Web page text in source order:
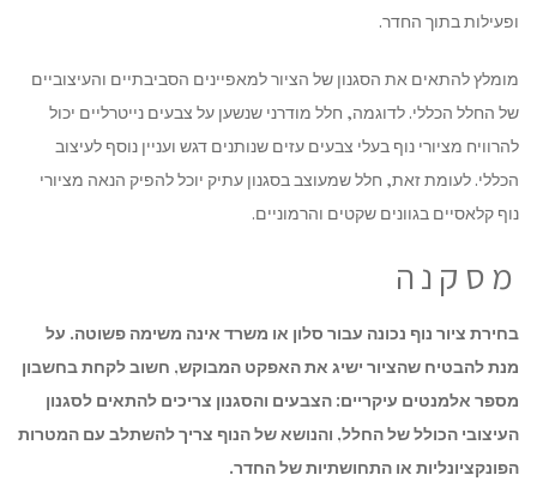
ופעילות בתוך החדר.
מומלץ להתאים את הסגנון של הציור למאפיינים הסביבתיים והעיצוביים
של החלל הכללי. לדוגמה, חלל מודרני שנשען על צבעים נייטרליים יכול
להרוויח מציורי נוף בעלי צבעים עזים שנותנים דגש ועניין נוסף לעיצוב
הכללי. לעומת זאת, חלל שמעוצב בסגנון עתיק יוכל להפיק הנאה מציורי
נוף קלאסיים בגוונים שקטים והרמוניים.
מסקנה
בחירת ציור נוף נכונה עבור סלון או משרד אינה משימה פשוטה. על
מנת להבטיח שהציור ישיג את האפקט המבוקש, חשוב לקחת בחשבון
מספר אלמנטים עיקריים: הצבעים והסגנון צריכים להתאים לסגנון
העיצובי הכולל של החלל, והנושא של הנוף צריך להשתלב עם המטרות
הפונקציונליות או התחושתיות של החדר.